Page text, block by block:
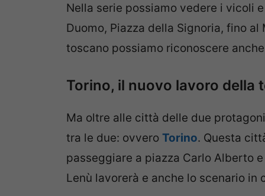
Nella serie possiamo vedere i vicoli
Duomo, Piazza della Signoria, fino
toscano possiamo riconoscere
Torino, il nuovo lavoro della
Ma oltre alle città delle due
tra le due: ovvero Torino. Questa
passeggiare a piazza Carlo Alberto
Lenù lavorerà e anche lo scenario